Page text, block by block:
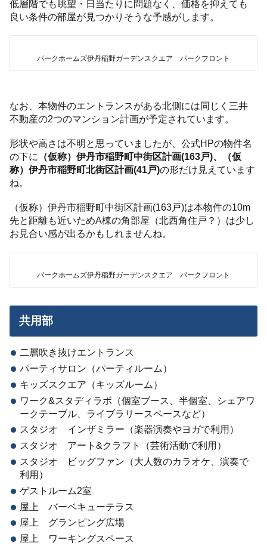
低層階でも眺望・日当たりに問題なく、価格を抑えても
良い条件の部屋が見つかりそうな予感がします。
パークホームズ伊丹稲野ガーデンスクエア パークフロント
なお、本物件のエントランスがある北側には同じく三井
不動産の2つのマンション計画が予定されています。
形状や高さは不明と思っていましたが、公式HPの物件名
の下に
（仮称）伊丹市稲野町中街区計画(163戸)、（仮
称）伊丹市稲野町北街区計画(41戸)の形だけ見えています
ね。
（仮称）伊丹市稲野町中街区計画(163戸)は本物件の10m
先と距離も近いためA棟の角部屋（北西角住戸？）は少し
お見合い感が出るかもしれませんね。
パークホームズ伊丹稲野ガーデンスクエア パークフロント
共用部
二層吹き抜けエントランス
パーティサロン（パーティルーム）
キッズスクエア（キッズルーム）
ワーク&スタディラボ（個室ブース、半個室、シェアワ
ークテーブル、ライブラリースペースなど）
スタジオ インザミラー（楽器演奏やヨガで利用）
スタジオ アート&クラフト（芸術活動で利用）
スタジオ ビッグファン（大人数のカラオケ、演奏で
利用）
ゲストルーム2室
屋上 バーベキューテラス
屋上 グランピング広場
屋上 ワーキングスペース